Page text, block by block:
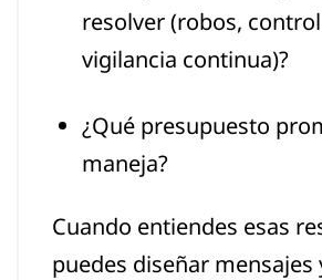
resolver (robos,
vigilancia continua)?
¿Qué presupuesto
maneja?
Cuando entiendes esas
puedes diseñar mensajes